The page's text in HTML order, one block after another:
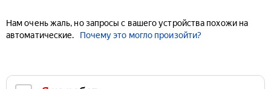
Нам очень жаль, но запросы с вашего устройства похожи на
автоматические.
Почему это могло произойти?